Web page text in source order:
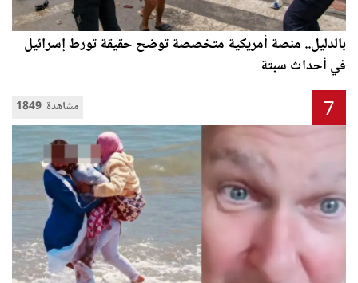
بالدليل.. منصة أمريكية متخصصة توضح حقيقة تورط إسرائيل
في أحداث سبتة
1849 مشاهدة 7